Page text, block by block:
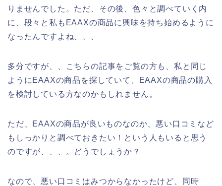
りませんでした。ただ、その後、色々と調べていく内
に、段々と私もEAAXの商品に興味を持ち始めるように
なったんですよね、、、
多分ですが、、こちらの記事をご覧の方も、私と同じ
ようにEAAXの商品を探していて、EAAXの商品の購入
を検討している方なのかもしれません。
ただ、EAAXの商品が良いものなのか、悪い口コミなど
もしっかりと調べておきたい！という人もいると思う
のですが、、、。どうでしょうか？
なので、悪い口コミはみつからなかったけど、同時